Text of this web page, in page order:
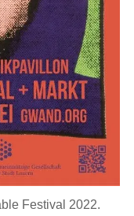
Festival 2022.